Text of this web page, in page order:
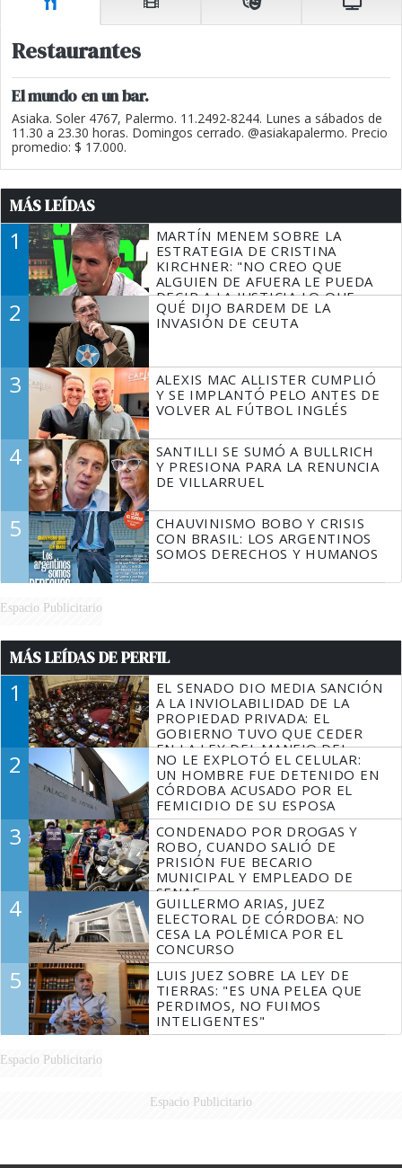
Restaurantes
El mundo en un bar.
Asiaka. Soler 4767, Palermo. 11.2492-8244. Lunes a sábados de
11.30 a 23.30 horas. Domingos cerrado. @asiakapalermo. Precio
promedio: $ 17.000.
MÁS LEÍDAS
1
MARTÍN MENEM SOBRE LA
ESTRATEGIA DE CRISTINA
KIRCHNER: "NO CREO QUE
ALGUIEN DE AFUERA LE PUEDA
DECIR A LA JUSTICIA LO QUE
TIENE QUE HACER"
2
QUÉ DIJO BARDEM DE LA
INVASIÓN DE CEUTA
3
ALEXIS MAC ALLISTER CUMPLIÓ
Y SE IMPLANTÓ PELO ANTES DE
VOLVER AL FÚTBOL INGLÉS
4
SANTILLI SE SUMÓ A BULLRICH
Y PRESIONA PARA LA RENUNCIA
DE VILLARRUEL
5
CHAUVINISMO BOBO Y CRISIS
CON BRASIL: LOS ARGENTINOS
SOMOS DERECHOS Y HUMANOS
Espacio Publicitario
MÁS LEÍDAS DE PERFIL
1
EL SENADO DIO MEDIA SANCIÓN
A LA INVIOLABILIDAD DE LA
PROPIEDAD PRIVADA: EL
GOBIERNO TUVO QUE CEDER
EN LA LEY DEL MANEJO DEL
FUEGO
2
NO LE EXPLOTÓ EL CELULAR:
UN HOMBRE FUE DETENIDO EN
CÓRDOBA ACUSADO POR EL
FEMICIDIO DE SU ESPOSA
3
CONDENADO POR DROGAS Y
ROBO, CUANDO SALIÓ DE
PRISIÓN FUE BECARIO
MUNICIPAL Y EMPLEADO DE
SENAF
4
GUILLERMO ARIAS, JUEZ
ELECTORAL DE CÓRDOBA: NO
CESA LA POLÉMICA POR EL
CONCURSO
5
LUIS JUEZ SOBRE LA LEY DE
TIERRAS: "ES UNA PELEA QUE
PERDIMOS, NO FUIMOS
INTELIGENTES"
Espacio Publicitario
Espacio Publicitario